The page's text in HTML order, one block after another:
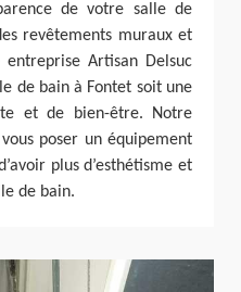
de votre salle de
revêtements muraux et
Artisan Delsuc
de bain à Fontet soit une
et de bien-être. Notre
poser un équipement
plus d’esthétisme et
de bain.